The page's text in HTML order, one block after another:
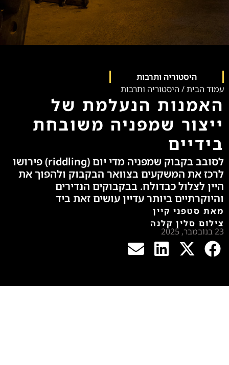
היסטוריה ותרבות
עמוד הבית / היסטוריה ותרבות
האמנות הנעלמת של
ייצור שמפניה משובחת
בידיים
לסובב בקבוק שמפניה מדי יום (riddling) פירושו
לרכז את המשקעים בצוואר הבקבוק ולהפוך את
היין לצלול כבדולח. בבקבוקים הנדירים
והיוקרתיים ביותר עדיין עושים זאת ביד
מאת סטפני קיין
צילום סלין קלנה
23 בנובמבר, 2025